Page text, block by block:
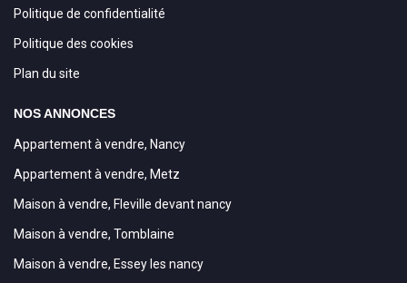
Politique de confidentialité
Politique des cookies
Plan du site
NOS ANNONCES
Appartement à vendre, Nancy
Appartement à vendre, Metz
Maison à vendre, Fleville devant nancy
Maison à vendre, Tomblaine
Maison à vendre, Essey les nancy